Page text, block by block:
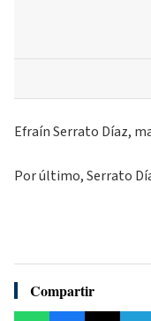
Efraín Serrato Díaz,
Por último, Serrato
Compartir